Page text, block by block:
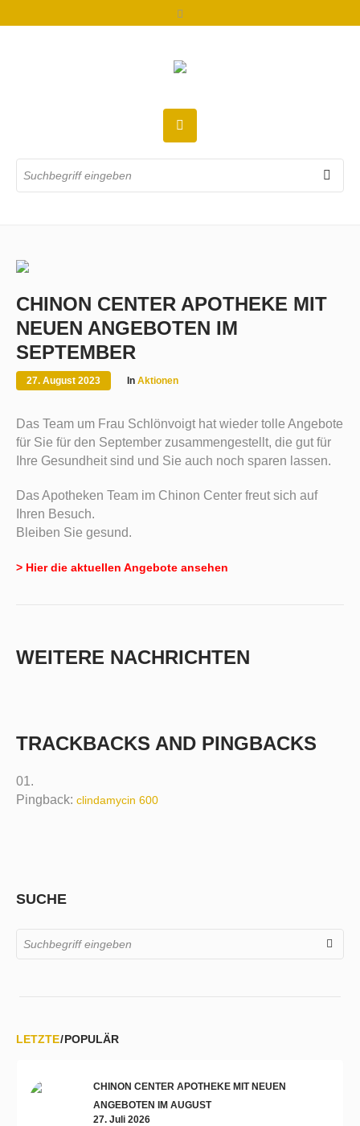
CHINON CENTER APOTHEKE MIT
NEUEN ANGEBOTEN IM
SEPTEMBER
27. August 2023 In Aktionen
Das Team um Frau Schlönvoigt hat wieder tolle Angebote
für Sie für den September zusammengestellt, die gut für
Ihre Gesundheit sind und Sie auch noch sparen lassen.
Das Apotheken Team im Chinon Center freut sich auf
Ihren Besuch.
Bleiben Sie gesund.
> Hier die aktuellen Angebote ansehen
WEITERE NACHRICHTEN
TRACKBACKS AND PINGBACKS
Pingback: clindamycin 600
SUCHE
LETZTE POPULÄR
CHINON CENTER APOTHEKE MIT NEUEN
ANGEBOTEN IM AUGUST
27. Juli 2026